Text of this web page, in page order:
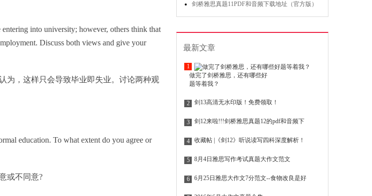
into university; however, others think that
Discuss both views and give your
为，这样只会导致毕业即失业。讨论两种观
education. To what extent do you agree or
或不同意?
剑桥雅思真题11PDF和音频下载地址（官方版）
最新文章
1
做完了剑桥雅思，还有哪些好
题等着我？
2 剑13高清无水印版！免费领取！
3 剑12来啦!!!剑桥雅思真题12的pdf和音频下
4 收藏帖 |《剑12》听说读写四科深度解析！
5 8月4日雅思写作考试真题大作文范文
6 6月25日雅思大作文7分范文--食物改良是好